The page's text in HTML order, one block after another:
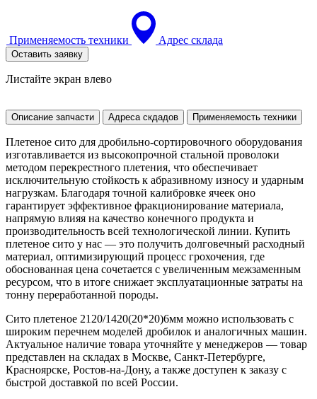
Применяемость техники Адрес склада
Оставить заявку
Листайте экран влево
Описание запчасти Адреса скдадов Применяемость техники
Плетеное сито для дробильно-сортировочного оборудования
изготавливается из высокопрочной стальной проволоки
методом перекрестного плетения, что обеспечивает
исключительную стойкость к абразивному износу и ударным
нагрузкам. Благодаря точной калибровке ячеек оно
гарантирует эффективное фракционирование материала,
напрямую влияя на качество конечного продукта и
производительность всей технологической линии. Купить
плетеное сито у нас — это получить долговечный расходный
материал, оптимизирующий процесс грохочения, где
обоснованная цена сочетается с увеличенным межзаменным
ресурсом, что в итоге снижает эксплуатационные затраты на
тонну переработанной породы.
Сито плетеное 2120/1420(20*20)6мм можно использовать с
широким перечнем моделей дробилок и аналогичных машин.
Актуальное наличие товара уточняйте у менеджеров — товар
представлен на складах в Москве, Санкт-Петербурге,
Красноярске, Ростов-на-Дону, а также доступен к заказу с
быстрой доставкой по всей России.